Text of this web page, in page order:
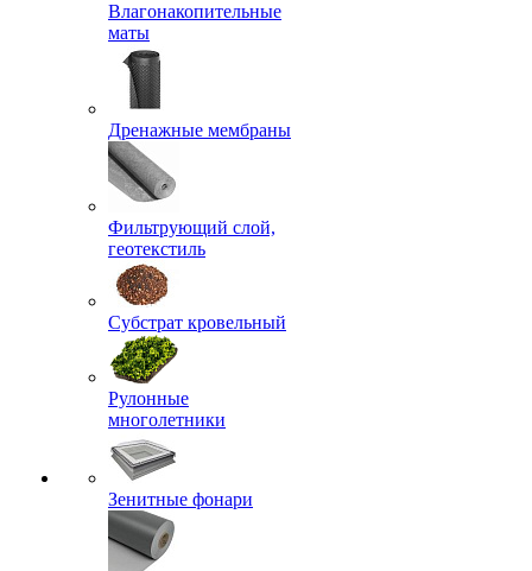
Влагонакопительные
маты
Дренажные мембраны
Фильтрующий слой,
геотекстиль
Субстрат кровельный
Рулонные
многолетники
Зенитные фонари